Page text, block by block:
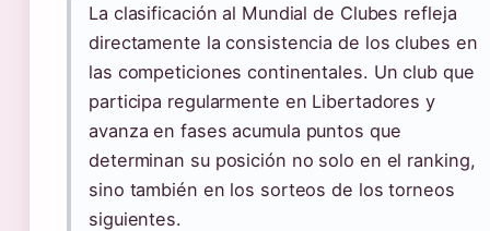
La clasificación al Mundial de Clubes refleja
directamente la consistencia de los clubes en
las competiciones continentales. Un club que
participa regularmente en Libertadores y
avanza en fases acumula puntos que
determinan su posición no solo en el ranking,
sino también en los sorteos de los torneos
siguientes.